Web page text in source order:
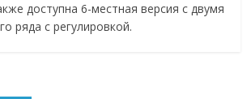
доступна 6-местная версия с двумя
ряда с регулировкой.